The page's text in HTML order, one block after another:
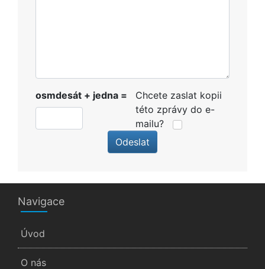
osmdesát + jedna =
Chcete zaslat kopii
této zprávy do e-
mailu?
Odeslat
Navigace
Úvod
O nás